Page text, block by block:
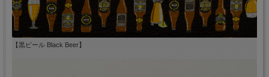
【黒ビール Black Beer】